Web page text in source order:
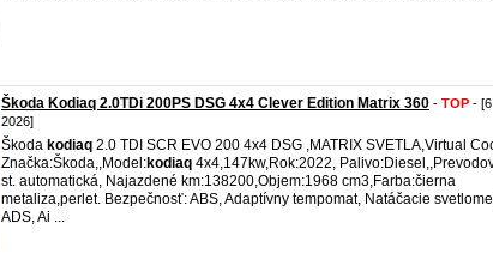
Škoda Kodiaq 2.0TDi 200PS DSG 4x4 Clever Edition Matrix 360 - TOP -
2026]
Škoda kodiaq 2.0 TDI SCR EVO 200 4x4 DSG ,MATRIX SVETLA,Virtual
Značka:Škoda,,Model:kodiaq 4x4,147kw,Rok:2022,
st. automatická, Najazdené km:138200,Objem:1968 cm3,Farba:čierna
metaliza,perlet. Bezpečnosť: ABS, Adaptívny tempomat, Natáčacie
ADS, Ai ...